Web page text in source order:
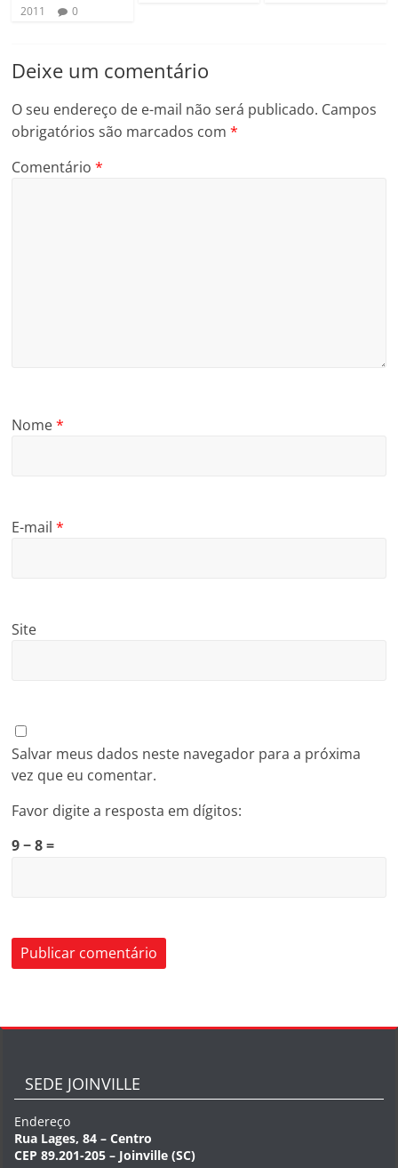
2011
0
Deixe um comentário
O seu endereço de e-mail não será publicado. Campos
obrigatórios são marcados com*
Comentário*
Nome*
E-mail*
Site
Salvar meus dados neste navegador para a próxima
vez que eu comentar.
Favor digite a resposta em dígitos:
9 − 8 =
SEDE JOINVILLE
Endereço
Rua Lages, 84 – Centro
CEP 89.201-205 – Joinville (SC)